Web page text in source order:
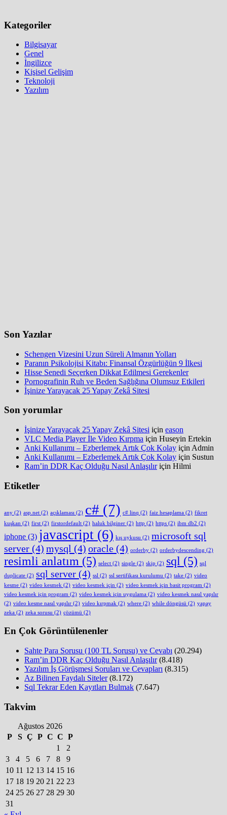
Kategoriler
Bilgisayar
Genel
İngilizce
Kişisel Gelişim
Teknoloji
Yazılım
Son Yazılar
Schengen Vizesini Uzun Süreli Almanın Yolları
Paranın Psikolojisi Kitabı: Finansal Özgürlüğün 9 İlkesi
Hisse Senedi Seçerken Dikkat Edilmesi Gerekenler
Pornografinin Ruh ve Beden Sağlığına Olumsuz Etkileri
İşinize Yarayacak 25 Yapay Zekâ Sitesi
Son yorumlar
İşinize Yarayacak 25 Yapay Zekâ Sitesi için eason
VLC Media Player İle Video Kırpma için Huseyin Ertekin
Anki Kullanımı – Ezberlemek Artık Çok Kolay için Admin
Anki Kullanımı – Ezberlemek Artık Çok Kolay için Sustun
Ram’in DDR Kaç Olduğu Nasıl Anlaşılıriçin Hilmi
Etiketler
any (2) asp.net (2) açıklaması (2) c# (7) c# linq (2) faiz hesaplama (2) fikret
kuşkan (2) first (2) firstordefault (2) haluk bilginer (2) http (2) https (2) ibm db2 (2)
iphone (3) javascript (6) kış uykusu (2) microsoft sql
server (4) mysql (4) oracle (4) orderby (2) orderbydescending (2)
resimli anlatım (5) select (2) single (2) skip (2) sql (5) sql
duplicate (2) sql server (4) ssl (2) ssl sertifikası kurulumu (2) take (2) video
kesme (2) video kesmek (2) video kesmek için (2) video kesmek için basit program (2)
video kesmek için program (2) video kesmek için uygulama (2) video kesmek nasıl yapılır
(2) video kesme nasıl yapılır (2) video kırpmak (2) where (2) while döngüsü (2) yapay
zeka (2) zeka sorusu (2) çözümü (2)
En Çok Görüntülenenler
Sahte Para Sorusu (100 TL Sorusu) ve Cevabı (20.294)
Ram’in DDR Kaç Olduğu Nasıl Anlaşılır (8.418)
Yazılım İş Görüşmesi Soruları ve Cevapları (8.315)
Az Bilinen Faydalı Siteler (8.172)
Sql Tekrar Eden Kayıtları Bulmak (7.647)
Takvim
Ağustos 2026
P
S Ç P C C P
1
2
3
4 5 6 7 8
9
10 11 12 13 14 15 16
17 18 19 20 21 22 23
24 25 26 27 28 29 30
31